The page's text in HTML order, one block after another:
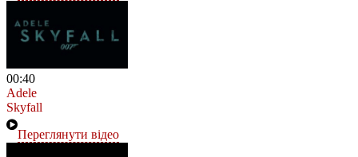
00:40
Adele
Skyfall
Переглянути відео